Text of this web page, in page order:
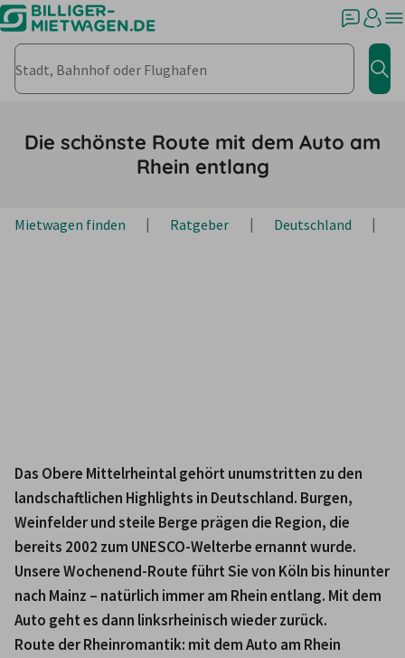
Stadt, Bahnhof oder Flughafen
Die schönste Route mit dem Auto am
Rhein entlang
Mietwagen finden Ratgeber Deutschland
Das Obere Mittelrheintal gehört unumstritten zu den
landschaftlichen Highlights in Deutschland. Burgen,
Weinfelder und steile Berge prägen die Region, die
bereits 2002 zum UNESCO-Welterbe ernannt wurde.
Unsere Wochenend-Route führt Sie von Köln bis hinunter
nach Mainz – natürlich immer am Rhein entlang. Mit dem
Auto geht es dann linksrheinisch wieder zurück.
Route der Rheinromantik: mit dem Auto am Rhein